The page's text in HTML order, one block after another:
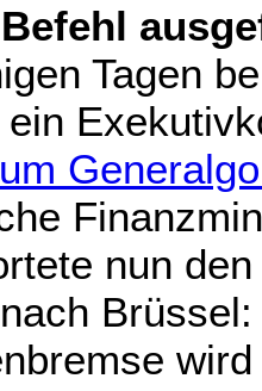
Tagen
nun
Brüssel: